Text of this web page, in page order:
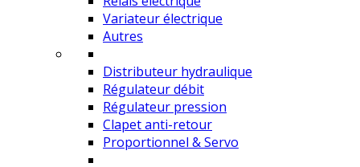
Variateur électrique
Autres
Distributeur hydraulique
Régulateur débit
Régulateur pression
Clapet anti-retour
Proportionnel & Servo